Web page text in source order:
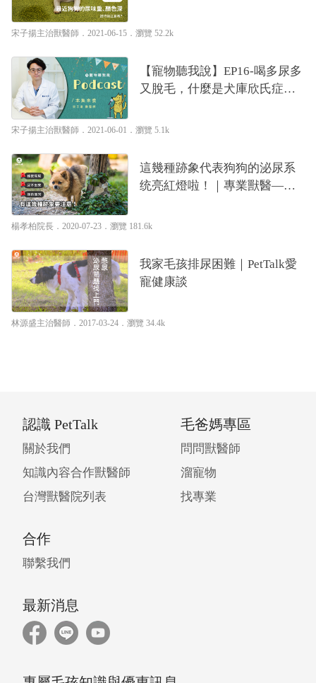
宋子揚主治獸醫師 ．2021-06-15． 瀏覽 52.2k
【寵物聽我說】EP16-喝多尿多
又脫毛，什麼是犬庫欣氏症？
宋子揚主治獸醫師 ．2021-06-01． 瀏覽 5.1k
這幾種跡象代表狗狗的泌尿系
统亮紅燈啦！｜專業獸醫—楊
楊孝柏院長 ．2020-07-23． 瀏覽 181.6k
我家毛孩排尿困難｜PetTalk愛
寵健康談
林源盛主治醫師 ．2017-03-24． 瀏覽 34.4k
認識 PetTalk
關於我們
知識內容合作獸醫師
台灣獸醫院列表
毛爸媽專區
問問獸醫師
溜寵物
找專業
合作
聯繫我們
最新消息